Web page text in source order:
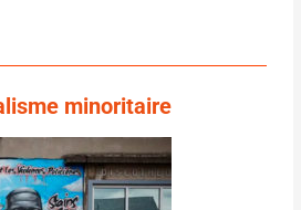
minoritaire